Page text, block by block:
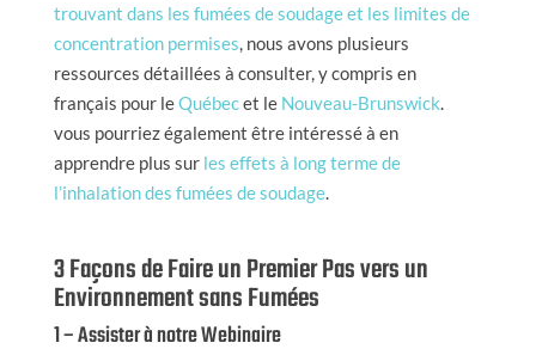
trouvant dans les fumées de soudage et les limites de
concentration permises, nous avons plusieurs
ressources détaillées à consulter, y compris en
français pour leQuébecet le Nouveau-Brunswick.
vous pourriez également être intéressé à en
apprendre plus sur les effets à long terme de
l’inhalation des fumées de soudage.
3 Façons de Faire un Premier Pas vers un
Environnement sans Fumées
1 – Assister à notre Webinaire